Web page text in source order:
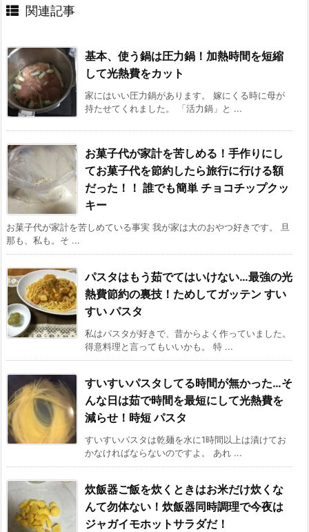
関連記事
基本、使う鍋は圧力鍋！加熱時間を短縮
して光熱費をカット
家にはいい圧力鍋があります。 嫁にくる時に母が
持たせてくれました。 「活力鍋」と ...
お菓子代が家計を苦しめる！手作りにし
てお菓子代を節約したら旅行に行ける額
だった！！ 誰でも簡単 チョコチップクッ
キー
お菓子代が家計を苦しめている事実 我が家は大のおやつ好きです。 旦
那も、私も。そ ...
パスタはもう茹でてはいけない…最強の光
熱費節約の裏技！ためしてガッテン すい
すい パスタ
私はパスタが好きで、昔からよく作っていました。
得意料理と言ってもいいかも。 特 ...
すいすいパスタしてる時間が無かった…そ
んな日は茹で時間を最短にして光熱費を
減らせ！時短 パスタ
すいすいパスタは乾麺を水に1時間以上は漬けてお
かなければならないのですよ。 あれ ...
炊飯器ご飯を炊くときはお米だけ炊くな
んて勿体ない！炊飯器同時調理で今夜は
ジャガイモホットサラダだ！